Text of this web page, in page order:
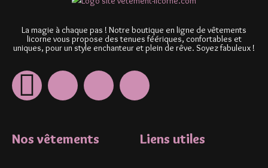
La magie à chaque pas ! Notre boutique en ligne de vêtements
licorne vous propose des tenues féériques, confortables et
uniques, pour un style enchanteur et plein de rêve. Soyez fabuleux !
Nos vêtements Liens utiles